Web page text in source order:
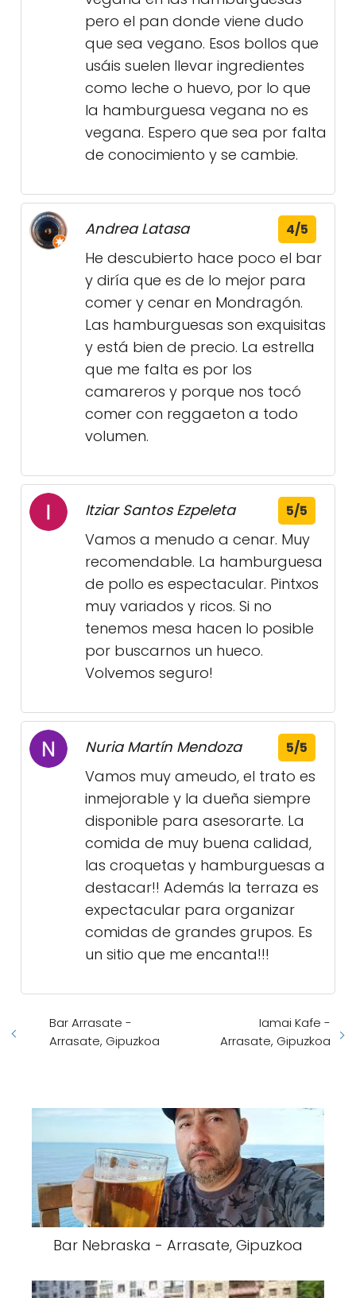
pero el pan donde viene dudo
que sea vegano. Esos bollos que
usáis suelen llevar ingredientes
como leche o huevo, por lo que
la hamburguesa vegana no es
vegana. Espero que sea por falta
de conocimiento y se cambie.
Andrea Latasa 4/5
He descubierto hace poco el bar
y diría que es de lo mejor para
comer y cenar en Mondragón.
Las hamburguesas son exquisitas
y está bien de precio. La estrella
que me falta es por los
camareros y porque nos tocó
comer con reggaeton a todo
volumen.
Itziar Santos Ezpeleta 5/5
Vamos a menudo a cenar. Muy
recomendable. La hamburguesa
de pollo es espectacular. Pintxos
muy variados y ricos. Si no
tenemos mesa hacen lo posible
por buscarnos un hueco.
Volvemos seguro!
Nuria Martín Mendoza 5/5
Vamos muy ameudo, el trato es
inmejorable y la dueña siempre
disponible para asesorarte. La
comida de muy buena calidad,
las croquetas y hamburguesas a
destacar!! Además la terraza es
expectacular para organizar
comidas de grandes grupos. Es
un sitio que me encanta!!!
Bar Arrasate -
Arrasate, Gipuzkoa
Iamai Kafe -
Arrasate, Gipuzkoa
Bar Nebraska - Arrasate, Gipuzkoa